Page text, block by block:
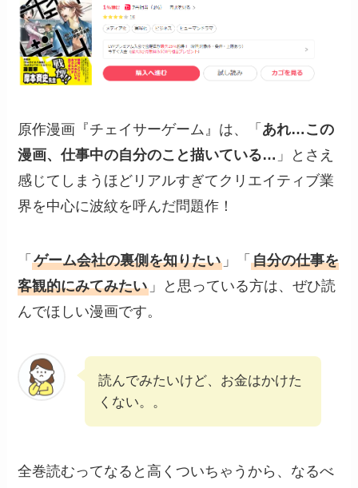
原作漫画『チェイサーゲーム』は、「 あれ…この
漫画、仕事中の自分のこと描いている… 」とさえ
感じてしまうほどリアルすぎてクリエイティブ業
界を中心に波紋を呼んだ問題作！
「ゲーム会社の裏側を知りたい 」「自分の仕事を
客観的にみてみたい 」と思っている方は、ぜひ読
んでほしい漫画です。
読んでみたいけど、お金はかけた
くない。。
全巻読むってなると高くついちゃうから、なるべ